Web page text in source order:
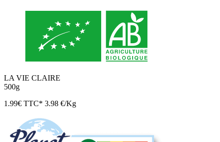
LA VIE CLAIRE
500g
1.99€ TTC* 3.98 €/Kg